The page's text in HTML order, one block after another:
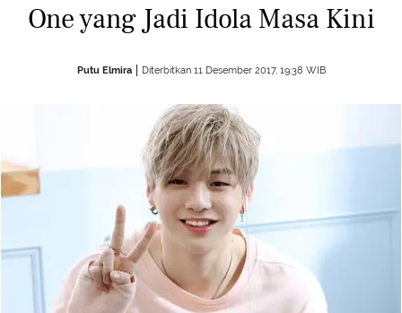
One yang Jadi Idola Masa Kini
Putu Elmira Diterbitkan 11 Desember 2017, 19:38 WIB